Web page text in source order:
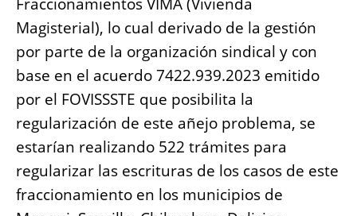
Magisterial), lo cual derivado de la gestión
por parte de la organización sindical y con
base en el acuerdo 7422.939.2023 emitido
por el FOVISSSTE que posibilita la
regularización de este añejo problema, se
estarían realizando 522 trámites para
regularizar las escrituras de los casos de este
fraccionamiento en los municipios de